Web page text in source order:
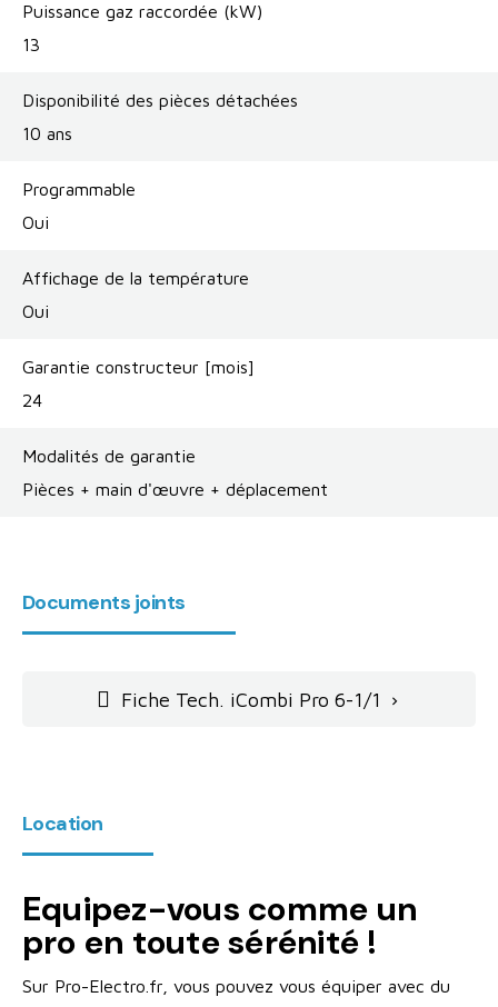
Puissance gaz raccordée (kW)
13
Disponibilité des pièces détachées
10 ans
Programmable
Oui
Affichage de la température
Oui
Garantie constructeur [mois]
24
Modalités de garantie
Pièces + main d'œuvre + déplacement
Documents joints
Fiche Tech. iCombi Pro 6-1/1 
Location
Equipez-vous comme un
pro en toute sérénité !
Sur Pro-Electro.fr, vous pouvez vous équiper avec du